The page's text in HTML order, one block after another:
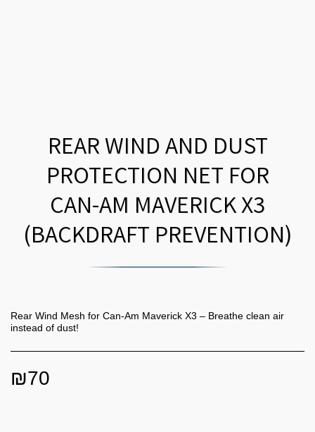
REAR WIND AND DUST
PROTECTION NET FOR
CAN-AM MAVERICK X3
(BACKDRAFT PREVENTION)
Rear Wind Mesh for Can-Am Maverick X3 – Breathe clean air
instead of dust!
₪70